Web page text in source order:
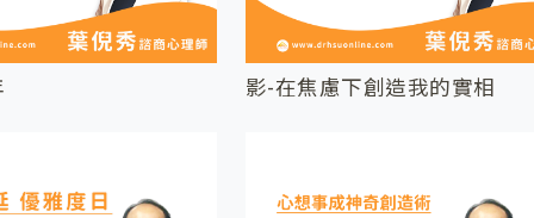
影-在焦慮下創造我的實相